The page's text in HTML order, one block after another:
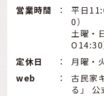
営業時間
：
平日
0）
土曜・
O14:30
定休日
：
月曜・
web
：
古民家
る」 公